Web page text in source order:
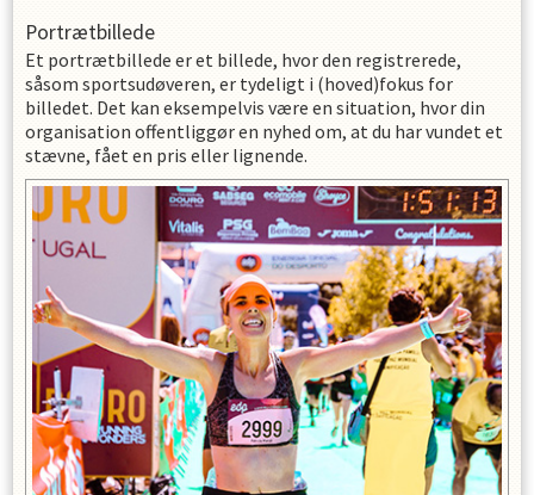
Portrætbillede
Et portrætbillede er et billede, hvor den registrerede,
såsom sportsudøveren, er tydeligt i (hoved)fokus for
billedet. Det kan eksempelvis være en situation, hvor din
organisation offentliggør en nyhed om, at du har vundet et
stævne, fået en pris eller lignende.